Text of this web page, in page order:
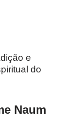
e
do
Naum